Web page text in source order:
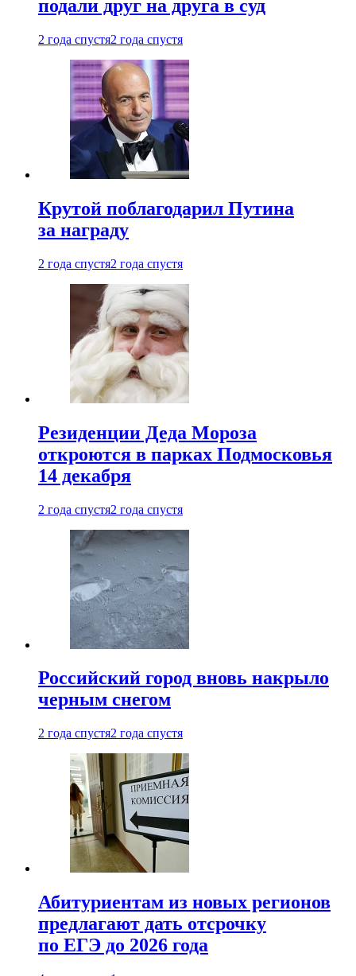
подали друг на друга в суд
2 года спустя2 года спустя
Крутой поблагодарил Путина
за награду
2 года спустя2 года спустя
Резиденции Деда Мороза
откроются в парках Подмосковья
14 декабря
2 года спустя2 года спустя
Российский город вновь накрыло
черным снегом
2 года спустя2 года спустя
Абитуриентам из новых регионов
предлагают дать отсрочку
по ЕГЭ до 2026 года